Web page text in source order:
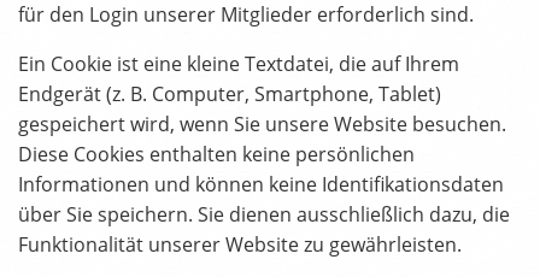
für den Login unserer Mitglieder erforderlich sind.
Ein Cookie ist eine kleine Textdatei, die auf Ihrem
Endgerät (z. B. Computer, Smartphone, Tablet)
gespeichert wird, wenn Sie unsere Website besuchen.
Diese Cookies enthalten keine persönlichen
Informationen und können keine Identifikationsdaten
über Sie speichern. Sie dienen ausschließlich dazu, die
Funktionalität unserer Website zu gewährleisten.